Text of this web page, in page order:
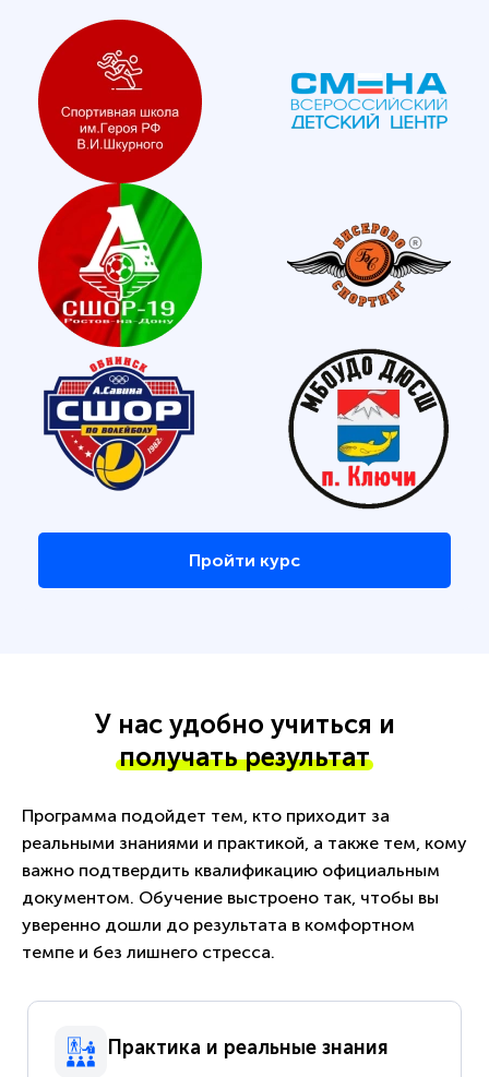
Пройти курс
У нас удобно учиться и
получать результат
Программа подойдет тем, кто приходит за
реальными знаниями и практикой, а также тем, кому
важно подтвердить квалификацию официальным
документом. Обучение выстроено так, чтобы вы
уверенно дошли до результата в комфортном
темпе и без лишнего стресса.
Практика и реальные знания